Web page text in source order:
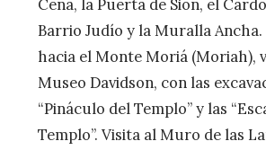
Cena, la Puerta de Sion, el
Barrio Judío y la Muralla Ancha.
hacia el Monte Moriá (Moriah),
Museo Davidson, con las
“Pináculo del Templo” y las
Templo”. Visita al Muro de las